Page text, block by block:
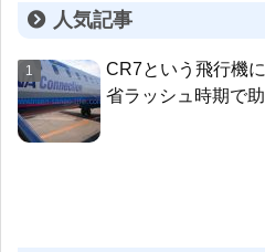
人気記事
CR7という飛行機
省ラッシュ時期で